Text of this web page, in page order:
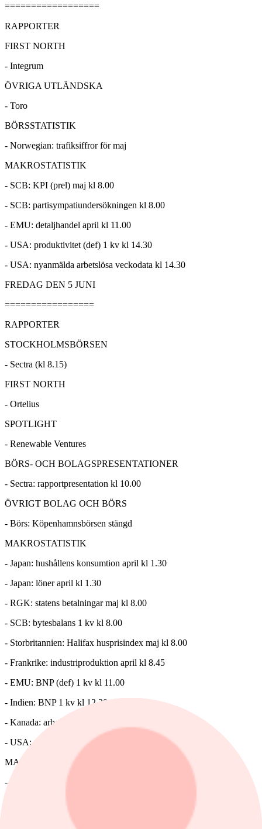
==================
RAPPORTER
FIRST NORTH
- Integrum
ÖVRIGA UTLÄNDSKA
- Toro
BÖRSSTATISTIK
- Norwegian: trafiksiffror för maj
MAKROSTATISTIK
- SCB: KPI (prel) maj kl 8.00
- SCB: partisympatiundersökningen kl 8.00
- EMU: detaljhandel april kl 11.00
- USA: produktivitet (def) 1 kv kl 14.30
- USA: nyanmälda arbetslösa veckodata kl 14.30
FREDAG DEN 5 JUNI
=================
RAPPORTER
STOCKHOLMSBÖRSEN
- Sectra (kl 8.15)
FIRST NORTH
- Ortelius
SPOTLIGHT
- Renewable Ventures
BÖRS- OCH BOLAGSPRESENTATIONER
- Sectra: rapportpresentation kl 10.00
ÖVRIGT BOLAG OCH BÖRS
- Börs: Köpenhamnsbörsen stängd
MAKROSTATISTIK
- Japan: hushållens konsumtion april kl 1.30
- Japan: löner april kl 1.30
- RGK: statens betalningar maj kl 8.00
- SCB: bytesbalans 1 kv kl 8.00
- Storbritannien: Halifax husprisindex maj kl 8.00
- Frankrike: industriproduktion april kl 8.45
- EMU: BNP (def) 1 kv kl 11.00
- Indien: BNP 1 kv kl 12.30
- Kanada: arbetslöshet maj kl 14.30
- USA: sysselsättning maj kl 14.30
MAKRO ÖVRIGT
- Indien: räntebesked kl 6.30
=================